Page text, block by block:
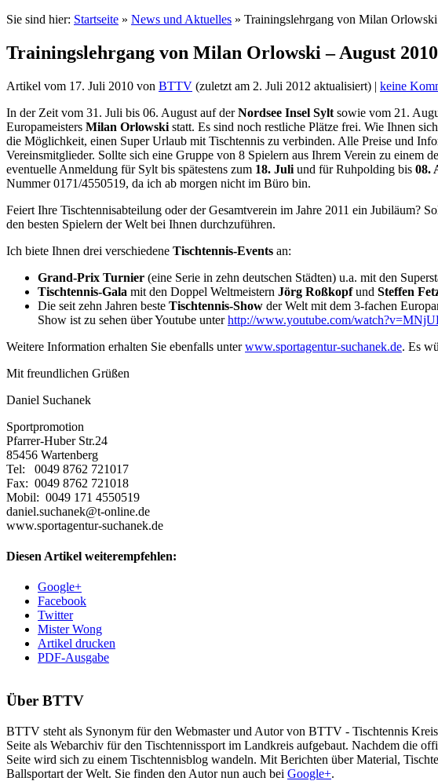
Sie sind hier: Startseite » News und Aktuelles » Trainingslehrgang von Milan
Trainingslehrgang von Milan Orlowski – August
Artikel vom 17. Juli 2010 von BTTV (zuletzt am 2. Juli 2012 aktualisiert) | keine
In der Zeit vom 31. Juli bis 06. August auf derNordsee Insel Sylt sowie vom 21.
Europameisters Milan Orlowski statt. Es sind noch restliche Plätze frei. Wie Ihnen
die Möglichkeit, einen Super Urlaub mit Tischtennis zu verbinden. Alle Preise und
Vereinsmitglieder. Sollte sich eine Gruppe von 8 Spielern aus Ihrem Verein zu einem
eventuelle Anmeldung für Sylt bis spätestens zum 18. Juli und für Ruhpolding bis 08.
Nummer 0171/4550519, da ich ab morgen nicht im Büro bin.
Feiert Ihre Tischtennisabteilung oder der Gesamtverein im Jahre 2011 ein Jubiläum?
den besten Spielern der Welt bei Ihnen durchzuführen.
Ich biete Ihnen drei verschiedene Tischtennis-Events an:
Grand-Prix Turnier (eine Serie in zehn deutschen Städten) u.a. mit den
Tischtennis-Gala mit den Doppel Weltmeistern Jörg Roßkopfund Steffen
Die seit zehn Jahren beste Tischtennis-Show der Welt mit dem 3-fachen
Show ist zu sehen über Youtube unterhttp://www.youtube.com/
Weitere Information erhalten Sie ebenfalls unterwww.sportagentur-suchanek.de. Es
Mit freundlichen Grüßen
Daniel Suchanek
Sportpromotion
Pfarrer-Huber Str.24
85456 Wartenberg
Tel: 0049 8762 721017
Fax: 0049 8762 721018
Mobil: 0049 171 4550519
daniel.suchanek@t-online.de
www.sportagentur-suchanek.de
Diesen Artikel weiterempfehlen:
Google+
Facebook
Twitter
Mister Wong
Artikel drucken
PDF-Ausgabe
Über BTTV
BTTV steht als Synonym für den Webmaster und Autor von BTTV - Tischtennis
Seite als Webarchiv für den Tischtennissport im Landkreis aufgebaut. Nachdem die
Seite wird sich zu einem Tischtennisblog wandeln. Mit Berichten über Material,
Ballsportart der Welt. Sie finden den Autor nun auch bei Google+.